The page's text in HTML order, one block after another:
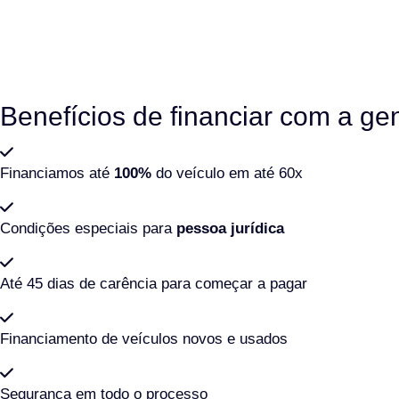
Benefícios de financiar com a
Financiamos até 100% do veículo em até 60x
Condições especiais para pessoa jurídica
Até 45 dias de carência para começar a pagar
Financiamento de veículos novos e usados
Segurança em todo o processo